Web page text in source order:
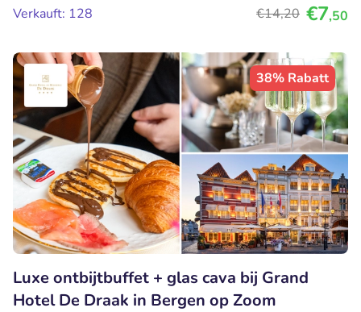
Verkauft: 128
€14,20 €7,50
38% Rabatt
Luxe ontbijtbuffet + glas cava bij Grand
Hotel De Draak in Bergen op Zoom